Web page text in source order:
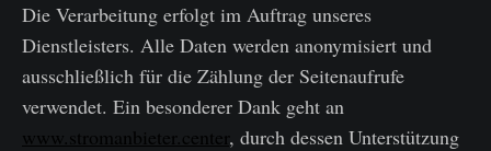
Die Verarbeitung erfolgt im Auftrag unseres
Dienstleisters. Alle Daten werden anonymisiert und
ausschließlich für die Zählung der Seitenaufrufe
verwendet. Ein besonderer Dank geht an
www.stromanbieter.center, durch dessen Unterstützung